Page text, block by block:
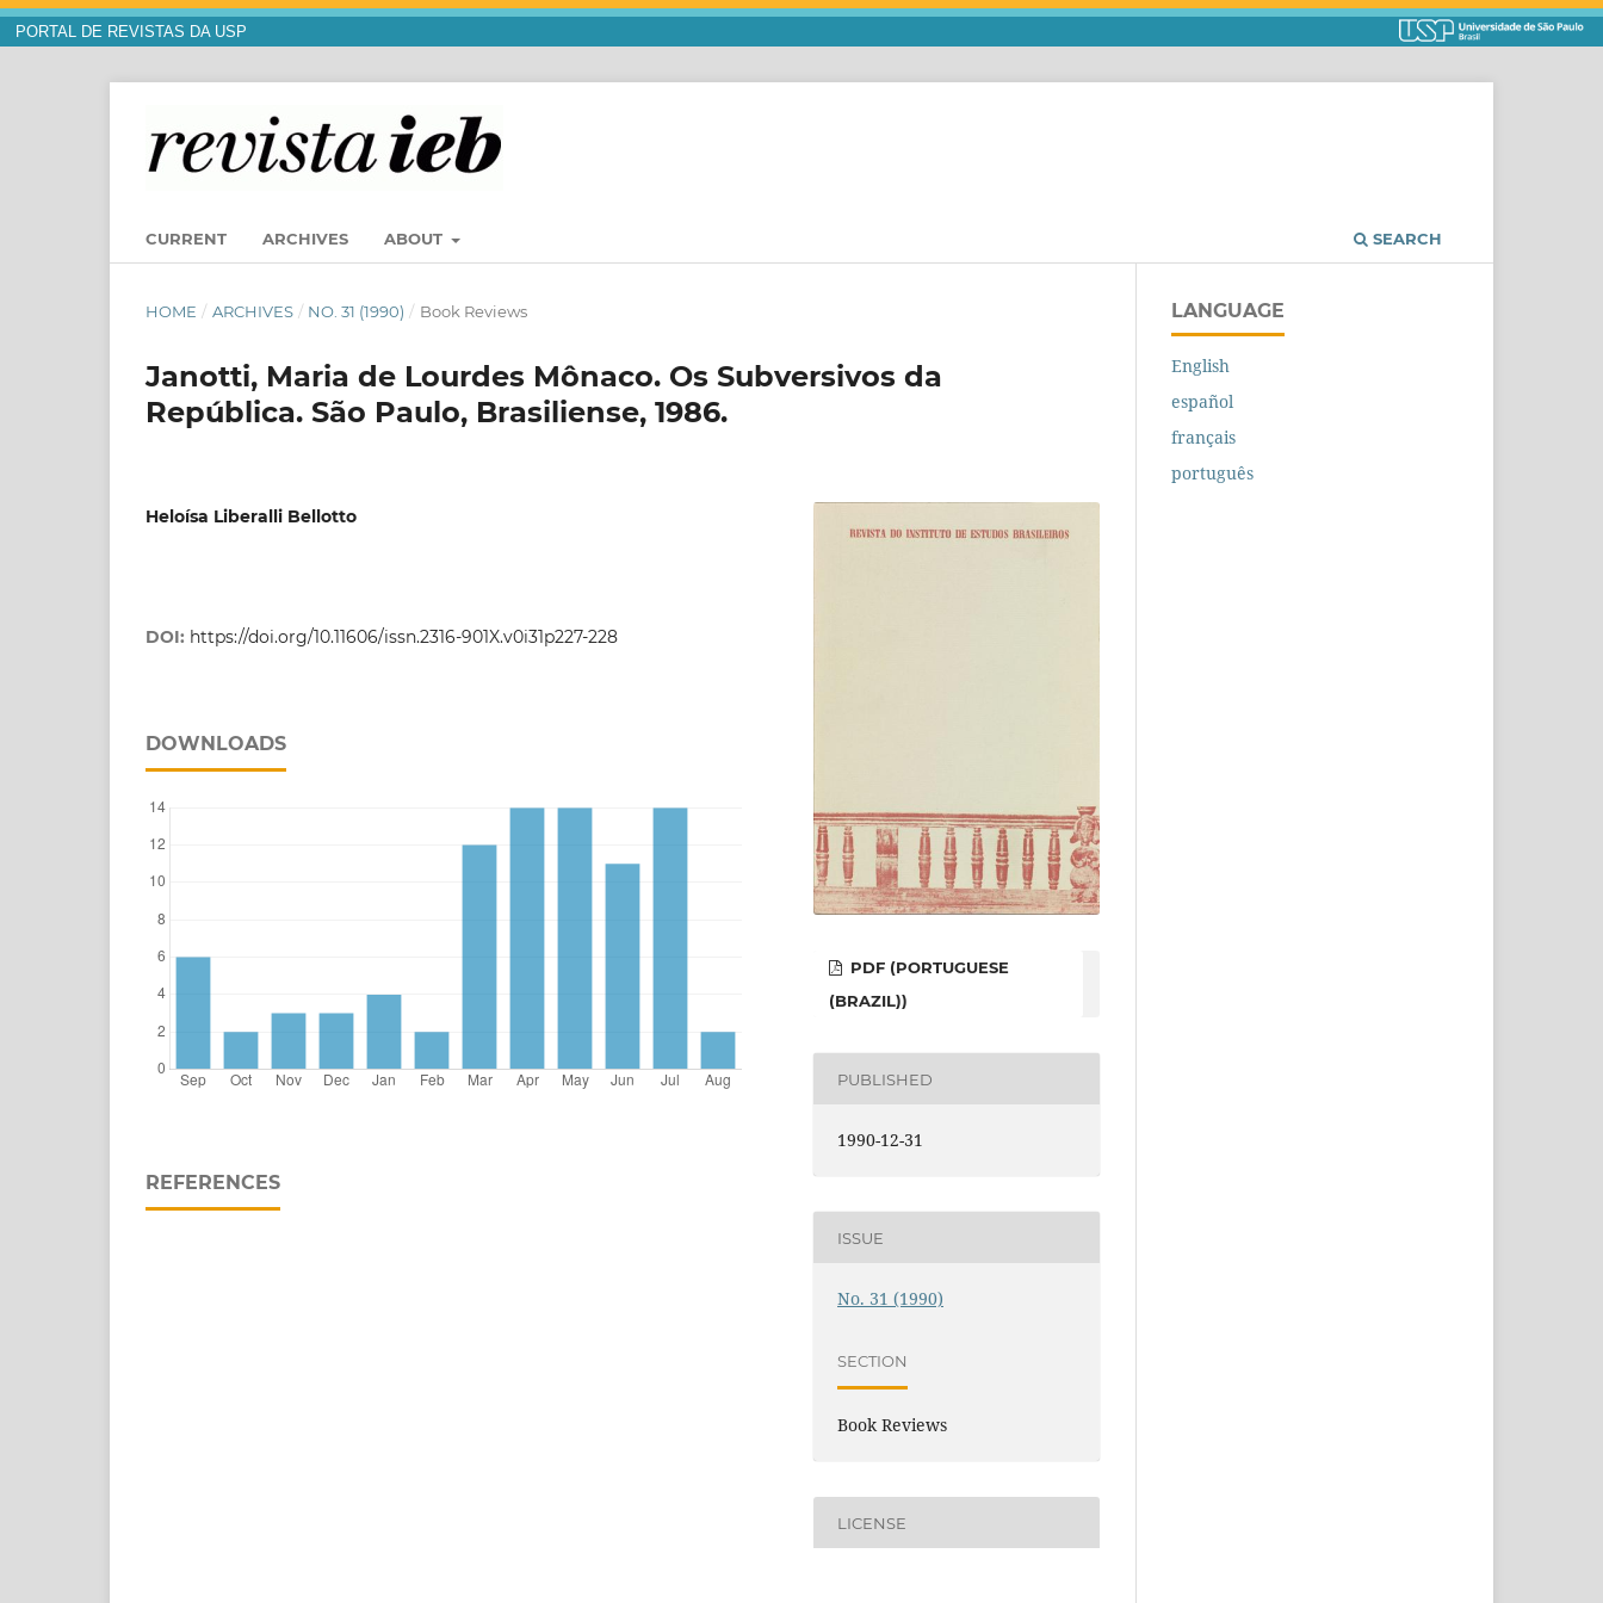
PORTAL DE REVISTAS DA USP
CURRENT ARCHIVES ABOUT SEARCH
HOME / ARCHIVES / NO. 31 (1990) / Book Reviews
Janotti, Maria de Lourdes Mônaco. Os Subversivos da
República. São Paulo, Brasiliense, 1986.
Heloísa Liberalli Bellotto
DOI: https://doi.org/10.11606/issn.2316-901X.v0i31p227-228
DOWNLOADS
REFERENCES
PDF (PORTUGUESE
(BRAZIL))
PUBLISHED
1990-12-31
ISSUE
No. 31 (1990)
SECTION
Book Reviews
LICENSE
LANGUAGE
English
español
français
português